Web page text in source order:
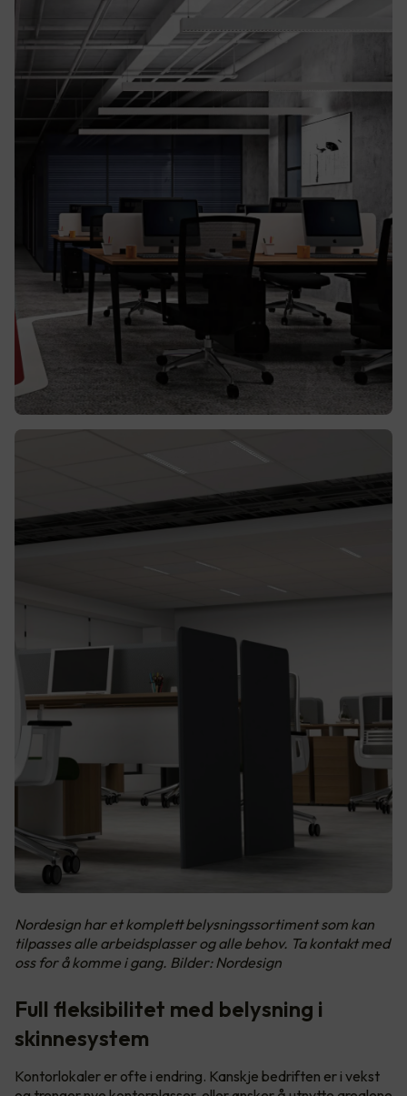
Nordesign har et komplett belysningssortiment som kan
tilpasses alle arbeidsplasser og alle behov. Ta kontakt med
oss for å komme i gang. Bilder: Nordesign
Full fleksibilitet med belysning i
skinnesystem
Kontorlokaler er ofte i endring. Kanskje bedriften er i vekst